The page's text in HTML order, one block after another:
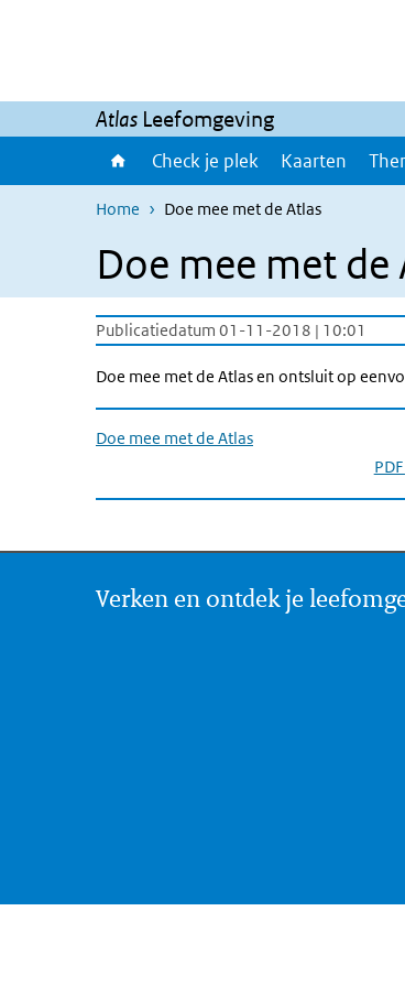
Atlas Leefomgeving
Check je plek Kaarten
Home Doe mee met de Atlas
Doe mee met de
Publicatiedatum 01-11-2018 | 10:01
Doe mee met de Atlas en ontsluit op
Doe mee met de Atlas
Verken en ontdek je